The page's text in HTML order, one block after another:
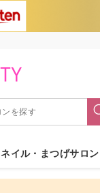
ネイル・まつげサロン